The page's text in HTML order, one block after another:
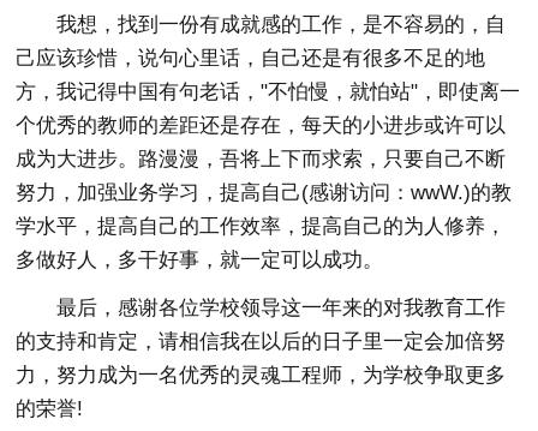
我想，找到一份有成就感的工作，是不容易的，自
己应该珍惜，说句心里话，自己还是有很多不足的地
方，我记得中国有句老话，"不怕慢，就怕站"，即使离一
个优秀的教师的差距还是存在，每天的小进步或许可以
成为大进步。路漫漫，吾将上下而求索，只要自己不断
努力，加强业务学习，提高自己(感谢访问：wwW.)的教
学水平，提高自己的工作效率，提高自己的为人修养，
多做好人，多干好事，就一定可以成功。
最后，感谢各位学校领导这一年来的对我教育工作
的支持和肯定，请相信我在以后的日子里一定会加倍努
力，努力成为一名优秀的灵魂工程师，为学校争取更多
的荣誉!